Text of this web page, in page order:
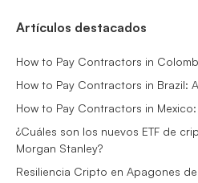
Artículos destacados
How to Pay Contractors in
How to Pay Contractors in Brazil:
How to Pay Contractors in
¿Cuáles son los nuevos ETF de
Morgan Stanley?
Resiliencia Cripto en Apagones